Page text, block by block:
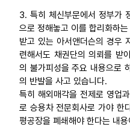
3. 특히 체신부문에서 정부가
으로 정해놓고 이를 합리화하
받고 있는 아서앤더슨의 경우
련해서도 채권단의 의뢰를 받
의 불가피성을 주요 내용으로
의 반발을 사고 있습니다.
특히 해외매각을 전제로 영업
로 승용차 전문회사로 가야 한
평공장을 폐쇄해야 한다는 내